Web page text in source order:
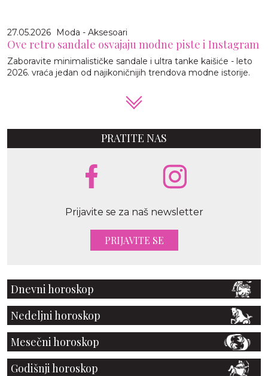
27.05.2026 Moda - Aksesoari
Ove retro sandale osvajaju modne piste i Instagram
Zaboravite minimalističke sandale i ultra tanke kaišiće - leto
2026. vraća jedan od najikoničnijih trendova modne istorije.
PRATITE NAS
Prijavite se za naš newsletter
PRIJAVITE SE
Dnevni horoskop
Nedeljni horoskop
Mesečni horoskop
Godišnji horoskop